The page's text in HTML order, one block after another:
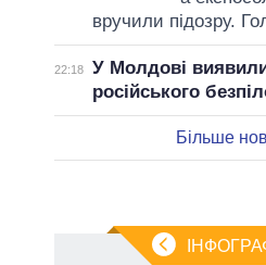
вручили підозру.
22:18
У Молдові
російського
Більше